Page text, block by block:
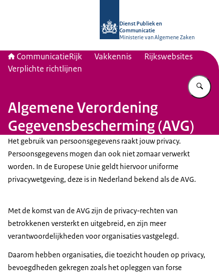
Dienst Publiek en
Communicatie
Ministerie van Algemene Zaken
CommunicatieRijk Vakkennis
Rijkswebsites
Verplichte richtlijnen
Algemene Verordening
Gegevensbescherming (AVG)
Het gebruik van persoonsgegevens raakt jouw privacy.
Persoonsgegevens mogen dan ook niet zomaar verwerkt
worden. In de Europese Unie geldt hiervoor uniforme
privacywetgeving, deze is in Nederland bekend als de AVG.
Met de komst van de AVG zijn de privacy-rechten van
betrokkenen versterkt en uitgebreid, en zijn meer
verantwoordelijkheden voor organisaties vastgelegd.
Daarom hebben organisaties, die toezicht houden op privacy,
bevoegdheden gekregen zoals het opleggen van forse